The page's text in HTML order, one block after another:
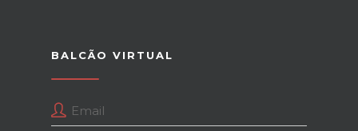
BALCÃO VIRTUAL